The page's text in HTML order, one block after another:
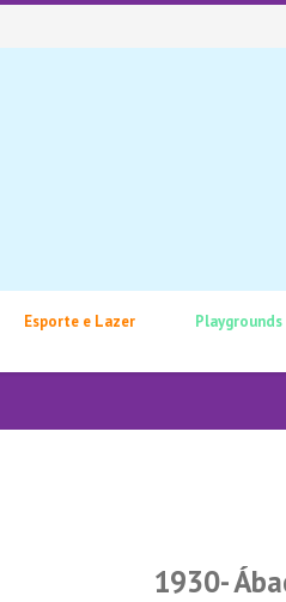
Esporte e Lazer Playgrounds
1930-